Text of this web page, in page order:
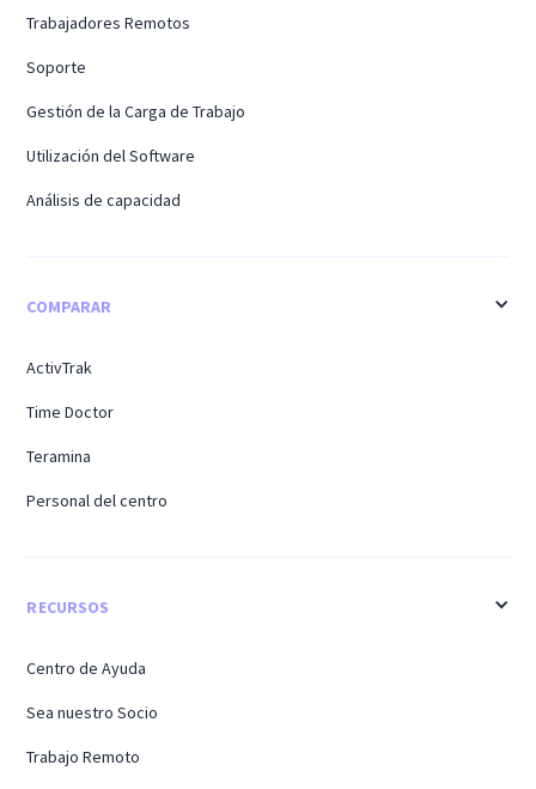
Trabajadores Remotos
Soporte
Gestión de la Carga de Trabajo
Utilización del Software
Análisis de capacidad
COMPARAR
ActivTrak
Time Doctor
Teramina
Personal del centro
RECURSOS
Centro de Ayuda
Sea nuestro Socio
Trabajo Remoto